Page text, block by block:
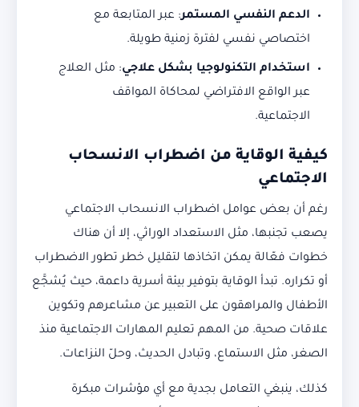
الدعم النفسي المستمر: عبر المتابعة مع
اختصاصي نفسي لفترة زمنية طويلة.
استخدام التكنولوجيا بشكل علاجي: مثل العلاج
عبر الواقع الافتراضي لمحاكاة المواقف
الاجتماعية.
كيفية الوقاية من اضطراب الانسحاب
الاجتماعي
رغم أن بعض عوامل اضطراب الانسحاب الاجتماعي
يصعب تجنبها، مثل الاستعداد الوراثي، إلا أن هناك
خطوات فعّالة يمكن اتخاذها لتقليل خطر تطور الاضطراب
أو تكراره. تبدأ الوقاية بتوفير بيئة أسرية داعمة، حيث يُشجَّع
الأطفال والمراهقون على التعبير عن مشاعرهم وتكوين
علاقات صحية. من المهم تعليم المهارات الاجتماعية منذ
الصغر، مثل الاستماع، وتبادل الحديث، وحلّ النزاعات.
كذلك، ينبغي التعامل بجدية مع أي مؤشرات مبكرة